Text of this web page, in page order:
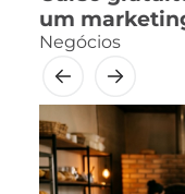
um
Negócios